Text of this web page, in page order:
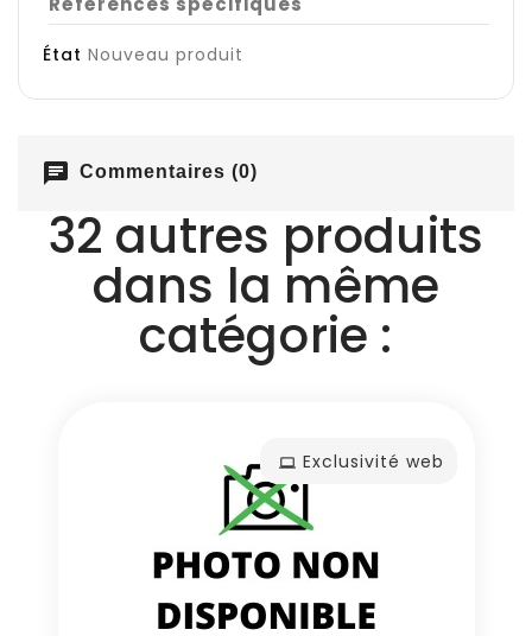
État Nouveau produit
chat Commentaires (0)
32 autres produits
dans la même
catégorie :
Exclusivité web